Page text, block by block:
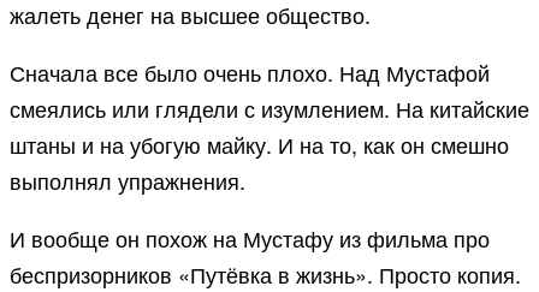
жалеть денег на высшее общество.
Сначала все было очень плохо. Над Мустафой
смеялись или глядели с изумлением. На китайские
штаны и на убогую майку. И на то, как он смешно
выполнял упражнения.
И вообще он похож на Мустафу из фильма про
беспризорников «Путёвка в жизнь». Просто копия.